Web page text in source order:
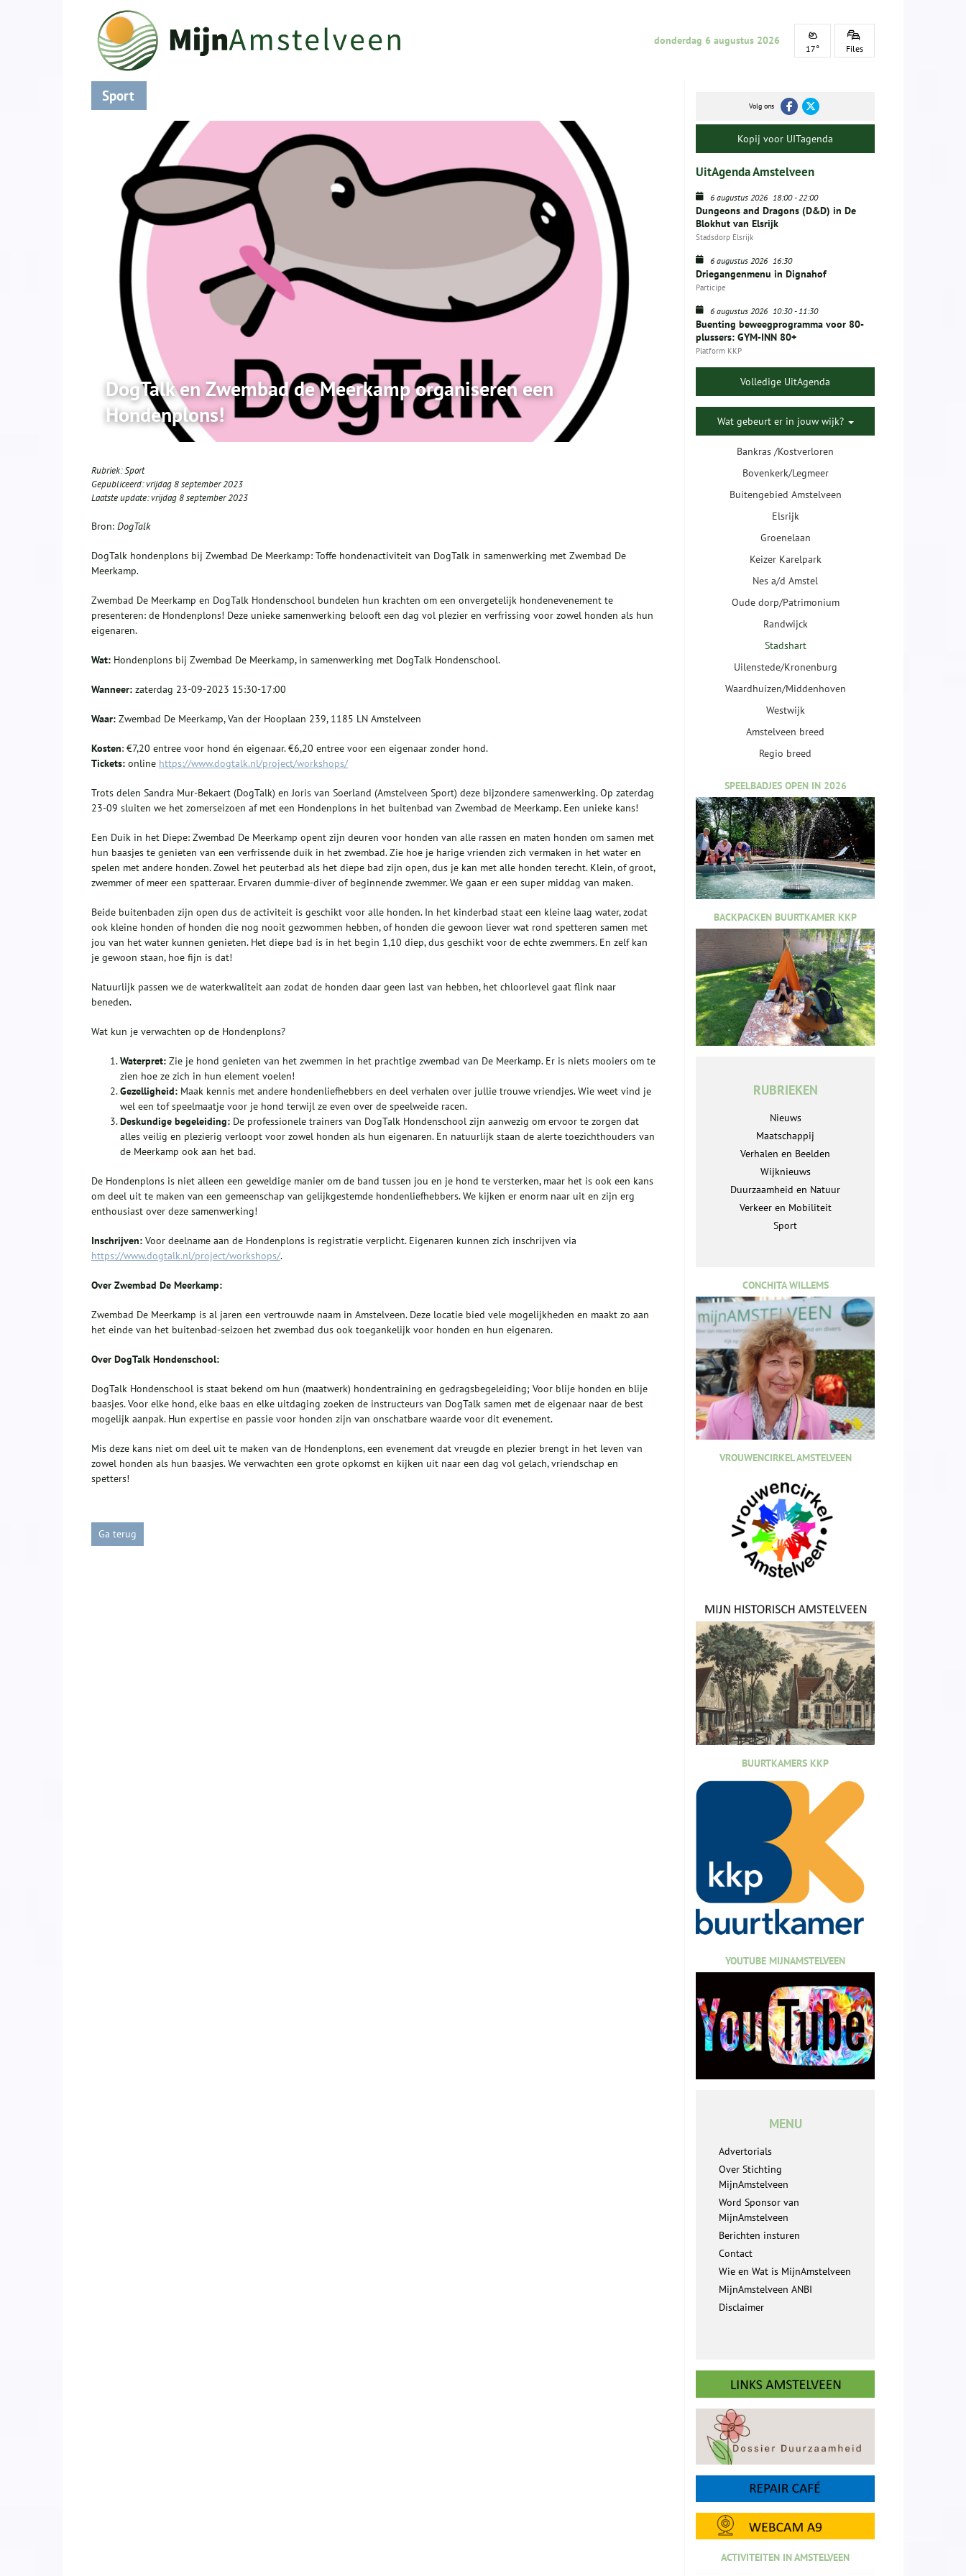
donderdag 6 augustus 2026
17° Files
Sport
DogTalk en Zwembad de Meerkamp organiseren een
Hondenplons!
Rubriek:Sport
Gepubliceerd:vrijdag 8 september 2023
Laatste update:vrijdag 8 september 2023
Bron: DogTalk
DogTalk hondenplons bij Zwembad De Meerkamp: Toffe hondenactiviteit van DogTalk in samenwerking met Zwembad De
Meerkamp.
Zwembad De Meerkamp en DogTalk Hondenschool bundelen hun krachten om een onvergetelijk hondenevenement te
presenteren: de Hondenplons! Deze unieke samenwerking belooft een dag vol plezier en verfrissing voor zowel honden als hun
eigenaren.
Wat: Hondenplons bij Zwembad De Meerkamp, in samenwerking met DogTalk Hondenschool.
Wanneer: zaterdag 23-09-2023 15:30-17:00
Waar: Zwembad De Meerkamp, Van der Hooplaan 239, 1185 LN Amstelveen
Kosten: €7,20 entree voor hond én eigenaar. €6,20 entree voor een eigenaar zonder hond.
Tickets: online https://www.dogtalk.nl/project/workshops/
Trots delen Sandra Mur-Bekaert (DogTalk) en Joris van Soerland (Amstelveen Sport) deze bijzondere samenwerking. Op zaterdag
23-09 sluiten we het zomerseizoen af met een Hondenplons in het buitenbad van Zwembad de Meerkamp. Een unieke kans!
Een Duik in het Diepe: Zwembad De Meerkamp opent zijn deuren voor honden van alle rassen en maten honden om samen met
hun baasjes te genieten van een verfrissende duik in het zwembad. Zie hoe je harige vrienden zich vermaken in het water en
spelen met andere honden. Zowel het peuterbad als het diepe bad zijn open, dus je kan met alle honden terecht. Klein, of groot,
zwemmer of meer een spatteraar. Ervaren dummie-diver of beginnende zwemmer. We gaan er een super middag van maken.
Beide buitenbaden zijn open dus de activiteit is geschikt voor alle honden. In het kinderbad staat een kleine laag water, zodat
ook kleine honden of honden die nog nooit gezwommen hebben, of honden die gewoon liever wat rond spetteren samen met
jou van het water kunnen genieten. Het diepe bad is in het begin 1,10 diep, dus geschikt voor de echte zwemmers. En zelf kan
je gewoon staan, hoe fijn is dat!
Natuurlijk passen we de waterkwaliteit aan zodat de honden daar geen last van hebben, het chloorlevel gaat flink naar
beneden.
Wat kun je verwachten op de Hondenplons?
Waterpret: Zie je hond genieten van het zwemmen in het prachtige zwembad van De Meerkamp. Er is niets mooiers om te
zien hoe ze zich in hun element voelen!
Gezelligheid: Maak kennis met andere hondenliefhebbers en deel verhalen over jullie trouwe vriendjes. Wie weet vind je
wel een tof speelmaatje voor je hond terwijl ze even over de speelweide racen.
Deskundige begeleiding: De professionele trainers van DogTalk Hondenschool zijn aanwezig om ervoor te zorgen dat
alles veilig en plezierig verloopt voor zowel honden als hun eigenaren. En natuurlijk staan de alerte toezichthouders van
de Meerkamp ook aan het bad.
De Hondenplons is niet alleen een geweldige manier om de band tussen jou en je hond te versterken, maar het is ook een kans
om deel uit te maken van een gemeenschap van gelijkgestemde hondenliefhebbers. We kijken er enorm naar uit en zijn erg
enthousiast over deze samenwerking!
Inschrijven: Voor deelname aan de Hondenplons is registratie verplicht. Eigenaren kunnen zich inschrijven via
https://www.dogtalk.nl/project/workshops/.
Over Zwembad De Meerkamp:
Zwembad De Meerkamp is al jaren een vertrouwde naam in Amstelveen. Deze locatie bied vele mogelijkheden en maakt zo aan
het einde van het buitenbad-seizoen het zwembad dus ook toegankelijk voor honden en hun eigenaren.
Over DogTalk Hondenschool:
DogTalk Hondenschool is staat bekend om hun (maatwerk) hondentraining en gedragsbegeleiding; Voor blije honden en blije
baasjes. Voor elke hond, elke baas en elke uitdaging zoeken de instructeurs van DogTalk samen met de eigenaar naar de best
mogelijk aanpak. Hun expertise en passie voor honden zijn van onschatbare waarde voor dit evenement.
Mis deze kans niet om deel uit te maken van de Hondenplons, een evenement dat vreugde en plezier brengt in het leven van
zowel honden als hun baasjes. We verwachten een grote opkomst en kijken uit naar een dag vol gelach, vriendschap en
spetters!
Ga terug
Volg ons
Kopij voor UITagenda
UitAgenda Amstelveen
6 augustus 2026 18:00-22:00
Dungeons and Dragons (D&D) in De
Blokhut van Elsrijk
Stadsdorp Elsrijk
6 augustus 2026 16:30
Driegangenmenu in Dignahof
Participe
6 augustus 2026 10:30-11:30
Buenting beweegprogramma voor 80-
plussers: GYM-INN 80+
Platform KKP
Volledige UitAgenda
Wat gebeurt er in jouw wijk?
Bankras /Kostverloren
Bovenkerk/Legmeer
Buitengebied Amstelveen
Elsrijk
Groenelaan
Keizer Karelpark
Nes a/d Amstel
Oude dorp/Patrimonium
Randwijck
Stadshart
Uilenstede/Kronenburg
Waardhuizen/Middenhoven
Westwijk
Amstelveen breed
Regio breed
SPEELBADJES OPEN IN 2026
BACKPACKEN BUURTKAMER KKP
RUBRIEKEN
Nieuws
Maatschappij
Verhalen en Beelden
Wijknieuws
Duurzaamheid en Natuur
Verkeer en Mobiliteit
Sport
CONCHITA WILLEMS
VROUWENCIRKEL AMSTELVEEN
BUURTKAMERS KKP
YOUTUBE MIJNAMSTELVEEN
MENU
Advertorials
Over Stichting
MijnAmstelveen
Word Sponsor van
MijnAmstelveen
Berichten insturen
Contact
Wie en Wat is MijnAmstelveen
MijnAmstelveen ANBI
Disclaimer
ACTIVITEITEN IN AMSTELVEEN